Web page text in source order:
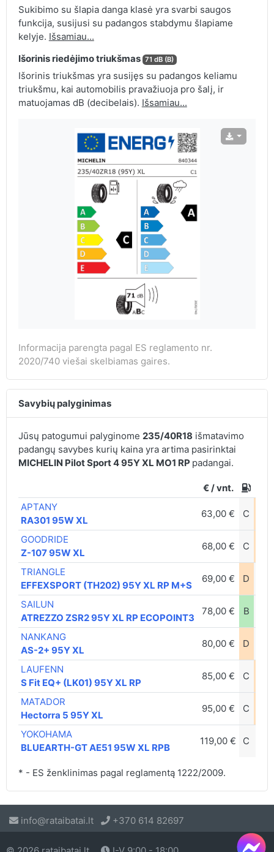
Sukibimo su šlapia danga klasė yra svarbi saugos
funkcija, susijusi su padangos stabdymu šlapiame
kelyje. Išsamiau...
Išorinis riedėjimo triukšmas 71 dB (B)
Išorinis triukšmas yra susijęs su padangos keliamu
triukšmu, kai automobilis pravažiuoja pro šalį, ir
matuojamas dB (decibelais). Išsamiau...
Informacija parengta pagal ES reglamento nr.
2020/740 viešai skelbiamas gaires.
Savybių palyginimas
Jūsų patogumui palyginome 235/40R18 išmatavimo
padangų savybes kurių kaina yra artima pasirinktai
MICHELIN Pilot Sport 4 95Y XL MO1 RP padangai.
€ / vnt.
APTANY
RA301 95W XL
63,00 € C
GOODRIDE
Z-107 95W XL
68,00 € C
TRIANGLE
EFFEXSPORT (TH202) 95Y XL RP M+S
69,00 € D
SAILUN
ATREZZO ZSR2 95Y XL RP ECOPOINT3
78,00 € B
NANKANG
AS-2+ 95Y XL
80,00 € D
LAUFENN
S Fit EQ+ (LK01) 95Y XL RP
85,00 € C
MATADOR
Hectorra 5 95Y XL
95,00 € C
YOKOHAMA
BLUEARTH-GT AE51 95W XL RPB
119,00 € C
* - ES ženklinimas pagal reglamentą 1222/2009.
info@rataibatai.lt +370 614 82697